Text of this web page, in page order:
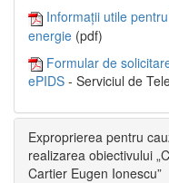
Informații utile
energie (pdf)
Formular de
ePIDS - Serviciul de
Exproprierea pentru
realizarea obiectivului
Cartier Eugen Ionescu”